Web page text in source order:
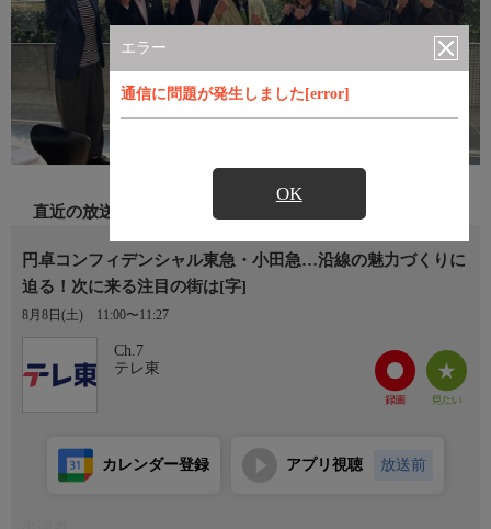
エラー
通信に問題が発生しました[error]
OK
直近の放送
円卓コンフィデンシャル東急・小田急…沿線の魅力づくりに
迫る！次に来る注目の街は[字]
8月8日(土) 11:00〜11:27
Ch.7
テレ東
カレンダー登録 アプリ視聴 放送前